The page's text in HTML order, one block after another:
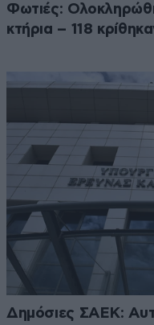
Φωτιές:
κτήρια – 118
Δημόσιες ΣΑΕΚ: